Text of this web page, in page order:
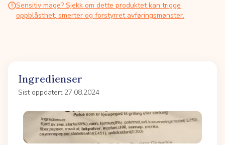
Sensitiv mage? Sjekk om dette produktet kan trigge
oppblåsthet, smerter og forstyrret avføringsmønster.
Ingredienser
Sist oppdatert 27.08.2024